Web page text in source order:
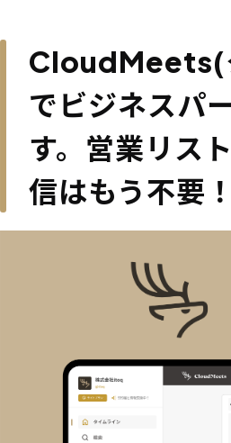
CloudMeets(
でビジネスパ
す。営業リス
信はもう不要！